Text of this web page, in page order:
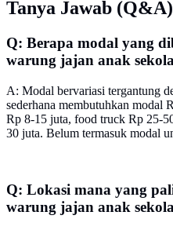
Tanya Jawab (Q&A)
Q: Berapa modal yang
warung jajan anak
A: Modal bervariasi tergantung
sederhana membutuhkan modal
Rp 8-15 juta, food truck Rp 25-
30 juta. Belum termasuk modal
Q: Lokasi mana yang
warung jajan anak